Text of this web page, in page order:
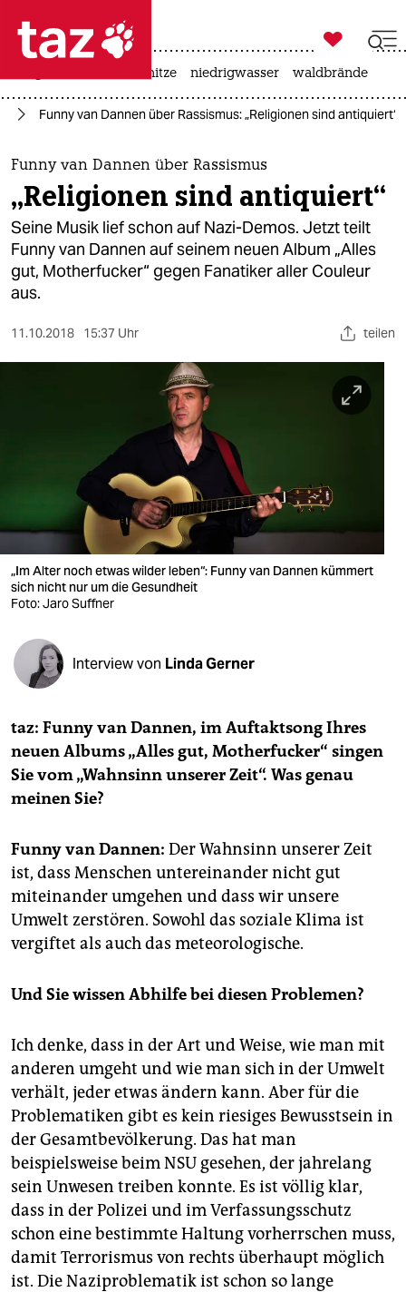
 taz zahl ich
taz zahl ich
themen
politik
öko
gesellschaft
kultur
sport
wahrheit
verlag
verlag
veranstaltungen
shop
fragen & hilfe
abo
genossenschaft

taz zahl ich
hitze niedrigwasser waldbrände
Funny van Dannen über Rassismus: „Religionen sind antiquiert“
Funny van Dannen über Rassismus
„Religionen sind antiquiert“
Seine Musik lief schon auf Nazi-Demos. Jetzt teilt
Funny van Dannen auf seinem neuen Album „Alles
gut, Motherfucker“ gegen Fanatiker aller Couleur
aus.
11.10.2018 15:37 Uhr teilen
„Im Alter noch etwas wilder leben“: Funny van Dannen kümmert
sich nicht nur um die Gesundheit
Foto: Jaro Suffner
Interview von Linda Gerner
taz: Funny van Dannen, im Auftaktsong Ihres
neuen Albums „Alles gut, Motherfucker“ singen
Sie vom „Wahnsinn unserer Zeit“. Was genau
meinen Sie?
Funny van Dannen: Der Wahnsinn unserer Zeit
ist, dass Menschen untereinander nicht gut
miteinander umgehen und dass wir unsere
Umwelt zerstören. Sowohl das soziale Klima ist
vergiftet als auch das meteorologische.
Und Sie wissen Abhilfe bei diesen Problemen?
Ich denke, dass in der Art und Weise, wie man mit
anderen umgeht und wie man sich in der Umwelt
verhält, jeder etwas ändern kann. Aber für die
Problematiken gibt es kein riesiges Bewusstsein in
der Gesamtbevölkerung. Das hat man
beispielsweise beim NSU gesehen, der jahrelang
sein Unwesen treiben konnte. Es ist völlig klar,
dass in der Polizei und im Verfassungsschutz
schon eine bestimmte Haltung vorherrschen muss,
damit Terrorismus von rechts überhaupt möglich
ist. Die Naziproblematik ist schon so lange